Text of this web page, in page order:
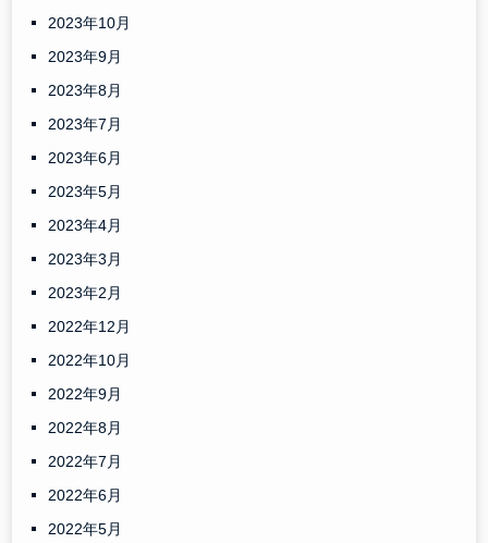
2023年10月
2023年9月
2023年8月
2023年7月
2023年6月
2023年5月
2023年4月
2023年3月
2023年2月
2022年12月
2022年10月
2022年9月
2022年8月
2022年7月
2022年6月
2022年5月